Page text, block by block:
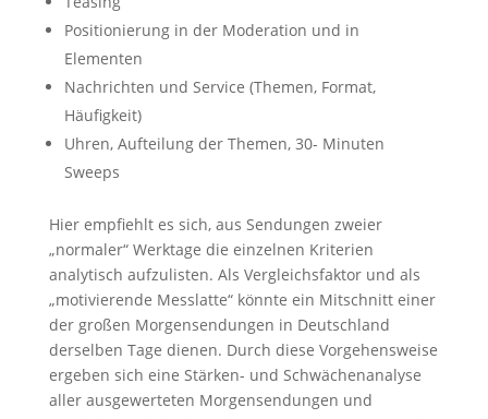
Positionierung in der Moderation und in
Elementen
Nachrichten und Service (Themen, Format,
Häufigkeit)
Uhren, Aufteilung der Themen, 30- Minuten
Sweeps
Hier empfiehlt es sich, aus Sendungen zweier
„normaler“ Werktage die einzelnen Kriterien
analytisch aufzulisten. Als Vergleichsfaktor und als
„motivierende Messlatte“ könnte ein Mitschnitt einer
der großen Morgensendungen in Deutschland
derselben Tage dienen. Durch diese Vorgehensweise
ergeben sich eine Stärken- und Schwächenanalyse
aller ausgewerteten Morgensendungen und